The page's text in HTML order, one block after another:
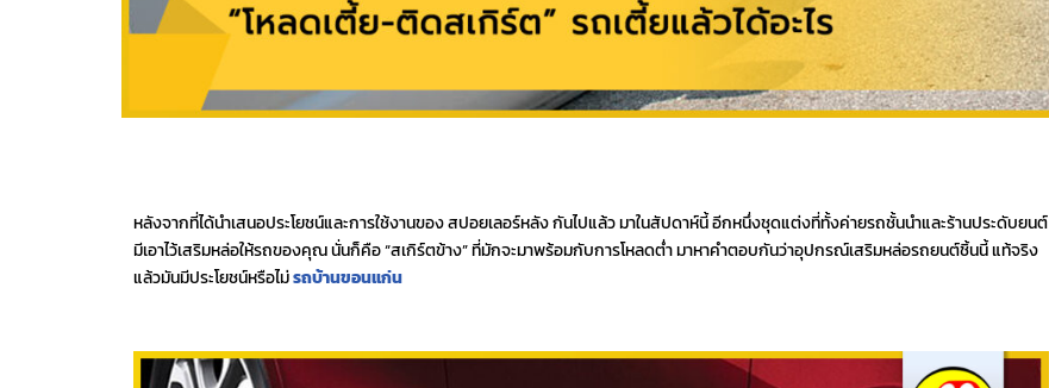
หลังจากที่ได้นำเสนอประโยชน์และการใช้งานของ สปอยเลอร์หลัง กันไปแล้ว มาในสัปดาห์นี้ อีกหนึ่งชุดแต่งที่ทั้งค่ายรถชั้นนำและร้านประดับยนต์
มีเอาไว้เสริมหล่อให้รถของคุณ นั่นก็คือ “สเกิร์ตข้าง” ที่มักจะมาพร้อมกับการโหลดต่ำ มาหาคำตอบกันว่าอุปกรณ์เสริมหล่อรถยนต์ชิ้นนี้ แท้จริง
แล้วมันมีประโยชน์หรือไม่รถบ้านขอนแก่น